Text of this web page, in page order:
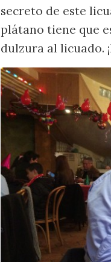
secreto de este
plátano tiene que
dulzura al licuado.